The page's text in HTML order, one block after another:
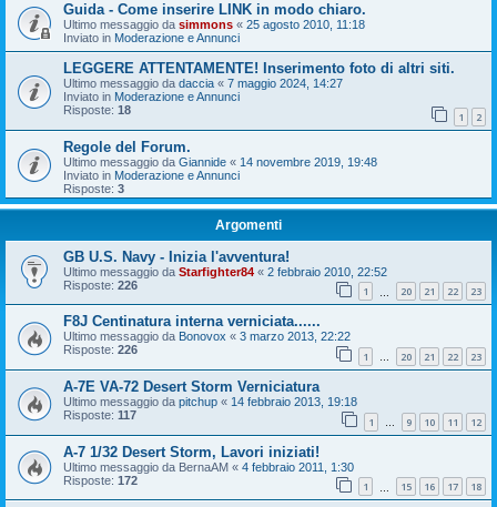
Guida - Come inserire LINK in modo chiaro.
Ultimo messaggio da simmons « 25 agosto 2010, 11:18
Inviato in Moderazione e Annunci
LEGGERE ATTENTAMENTE! Inserimento foto di altri siti.
Ultimo messaggio da daccia « 7 maggio 2024, 14:27
Inviato in Moderazione e Annunci
Risposte: 18 1 2
Regole del Forum.
Ultimo messaggio da Giannide « 14 novembre 2019, 19:48
Inviato in Moderazione e Annunci
Risposte: 3
Argomenti
GB U.S. Navy - Inizia l'avventura!
Ultimo messaggio da Starfighter84 « 2 febbraio 2010, 22:52
Risposte: 226 1 20 21 22 23
F8J Centinatura interna verniciata......
Ultimo messaggio da Bonovox « 3 marzo 2013, 22:22
Risposte: 226 1 … 20 21 22 23
A-7E VA-72 Desert Storm Verniciatura
Ultimo messaggio da pitchup « 14 febbraio 2013, 19:18
Risposte: 117 1 … 9 10 11 12
A-7 1/32 Desert Storm, Lavori iniziati!
Ultimo messaggio da BernaAM « 4 febbraio 2011, 1:30
Risposte: 172 1 15 16 17 18